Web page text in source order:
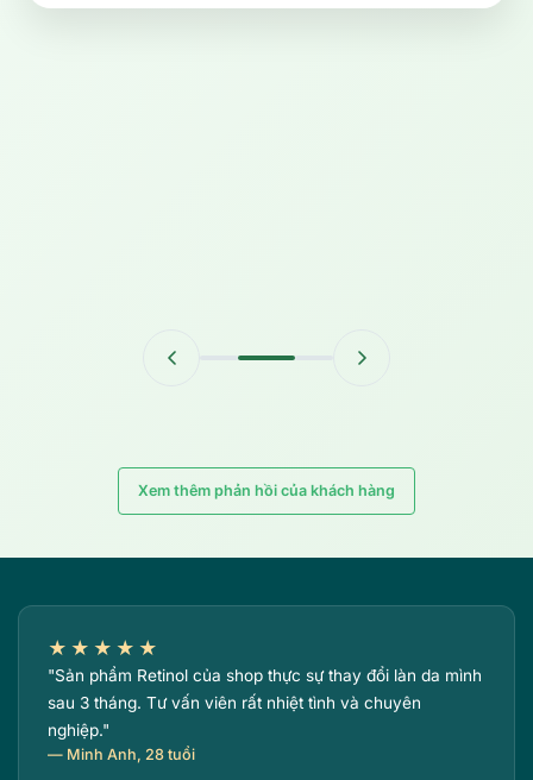
TEM.O
Xem thêm phản hồi của khách hàng
★★★★★
"Sản phẩm Retinol của shop thực sự thay đổi làn da mình
sau 3 tháng. Tư vấn viên rất nhiệt tình và chuyên
nghiệp."
— Minh Anh, 28 tuổi